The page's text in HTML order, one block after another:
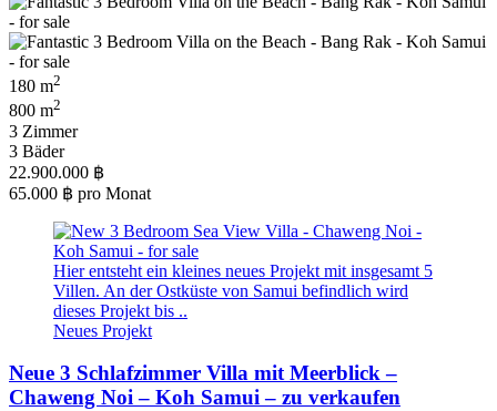
180 m2
800 m2
3 Zimmer
3 Bäder
22.900.000 ฿
65.000 ฿ pro Monat
Hier entsteht ein kleines neues Projekt mit insgesamt 5
Villen. An der Ostküste von Samui befindlich wird
dieses Projekt bis ..
Neues Projekt
Neue 3 Schlafzimmer Villa mit Meerblick –
Chaweng Noi – Koh Samui – zu verkaufen